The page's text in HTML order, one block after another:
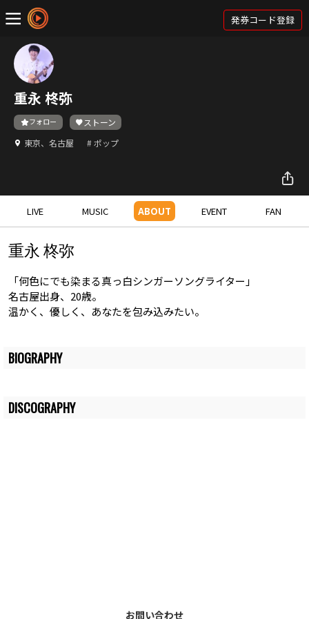
発券コード登録
重永 柊弥
フォロー
ストーン
東京、名古屋
# ポップ
LIVE MUSIC ABOUT EVENT FAN
重永 柊弥
「何色にでも染まる真っ白シンガーソングライター」
名古屋出身、20歳。
温かく、優しく、あなたを包み込みたい。
BIOGRAPHY
DISCOGRAPHY
お問い合わせ